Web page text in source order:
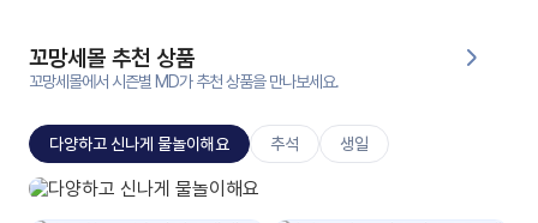
생
교
원
꼬망세몰 추천 상품
꼬망세몰에서 시즌별 MD가 추천 상품을 만나보세요.
다양하고 신나게 물놀이해요 추석 생일
지나상사